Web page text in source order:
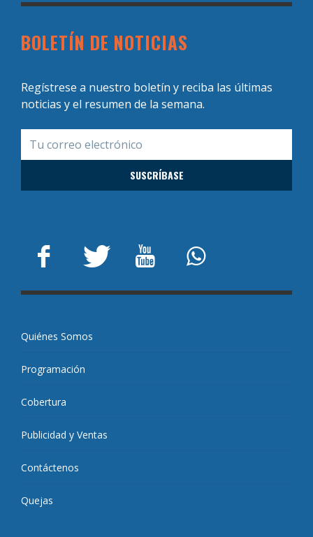
BOLETÍN DE NOTICIAS
Regístrese a nuestro boletín y reciba las últimas
noticias y el resumen de la semana.
Quiénes Somos
Programación
Cobertura
Publicidad y Ventas
Contáctenos
Quejas